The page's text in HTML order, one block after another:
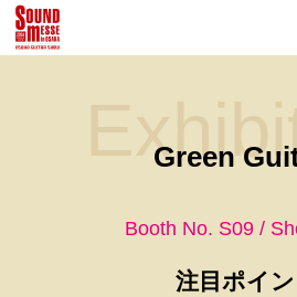
Green
Booth No. S09 /
注目ポイン